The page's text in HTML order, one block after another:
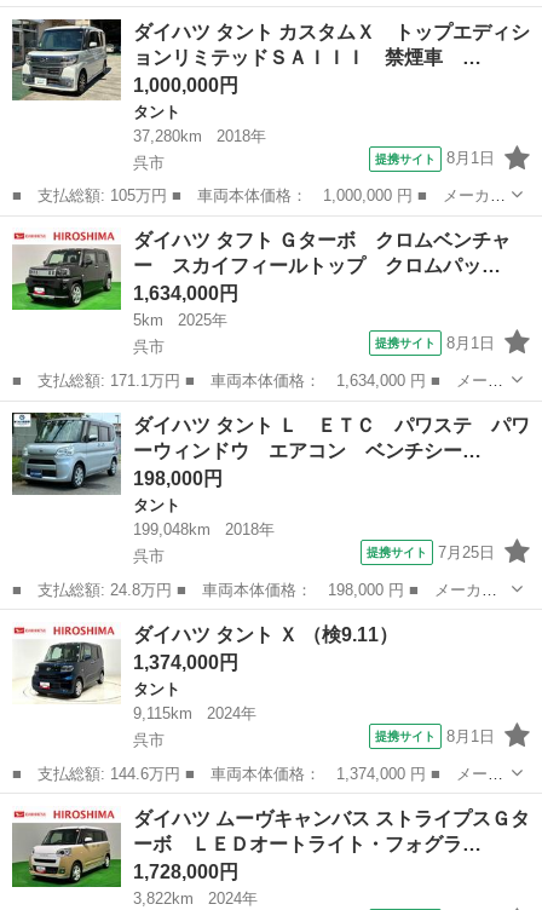
ー名： ダイハツ ■ 車種名： タント ■ グレード名： ファンク
ロスターボ ＬＥＤオートライト パワースライドドアウェルカムオ
ープン機...
広島 呉市 タント
ダイハツ タント カスタムＸ トップエディシ
ョンリミテッドＳＡＩＩＩ 禁煙車 …
1,000,000円
タント
37,280km
2018年
呉市
提携サイト 8月1日
■ 支払総額: 105万円 ■ 車両本体価格： 1,000,000 円 ■ メーカー
名： ダイハツ ■ 車種名： タント ■ グレード名： カスタム
Ｘ トップエディションリミテッドＳＡＩＩＩ 禁煙車 全周囲カメ
ラ 寒冷地仕...
広島 呉市 タント
ダイハツ タフト Ｇターボ クロムベンチャ
ー スカイフィールトップ クロムパッ…
1,634,000円
5km
2025年
呉市
提携サイト 8月1日
■ 支払総額: 171.1万円 ■ 車両本体価格： 1,634,000 円 ■ メーカ
ー名： ダイハツ ■ 車種名： タフト ■ グレード名： Ｇター
ボ クロムベンチャー スカイフィールトップ クロムパック メッ
キパック ...
広島 呉市 ダイハツ
ダイハツ タント Ｌ ＥＴＣ パワステ パワ
ーウィンドウ エアコン ベンチシー…
198,000円
タント
199,048km
2018年
呉市
提携サイト 7月25日
■ 支払総額: 24.8万円 ■ 車両本体価格： 198,000 円 ■ メーカー
名： ダイハツ ■ 車種名： タント ■ グレード名： Ｌ ＥＴ
Ｃ パワステ パワーウィンドウ エアコン ベンチシート 運転席
＆助手席エアバ...
広島 呉市 タント
ダイハツ タント Ｘ （検9.11）
1,374,000円
タント
9,115km
2024年
呉市
提携サイト 8月1日
■ 支払総額: 144.6万円 ■ 車両本体価格： 1,374,000 円 ■ メーカ
ー名： ダイハツ ■ 車種名： タント ■ グレード名： Ｘ ■ 排
気量： 660cc ■ ドア枚数： 5D ■ ミッション： CVT ...
広島 呉市 タント
ダイハツ ムーヴキャンバス ストライプスＧタ
ーボ ＬＥＤオートライト・フォグラ…
1,728,000円
3,822km
2024年